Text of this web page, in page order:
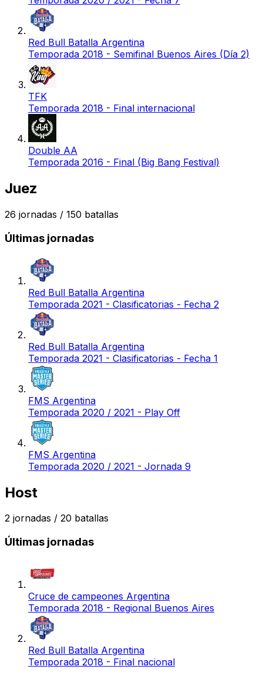
Red Bull Batalla Argentina
Temporada 2018 - Semifinal Buenos Aires (Día 2)
TFK
Temporada 2018 - Final internacional
Double AA
Temporada 2016 - Final (Big Bang Festival)
Juez
26 jornadas / 150 batallas
Últimas jornadas
Red Bull Batalla Argentina
Temporada 2021 - Clasificatorias - Fecha 2
Red Bull Batalla Argentina
Temporada 2021 - Clasificatorias - Fecha 1
FMS Argentina
Temporada 2020 / 2021 - Play Off
FMS Argentina
Temporada 2020 / 2021 - Jornada 9
Host
2 jornadas / 20 batallas
Últimas jornadas
Cruce de campeones Argentina
Temporada 2018 - Regional Buenos Aires
Red Bull Batalla Argentina
Temporada 2018 - Final nacional